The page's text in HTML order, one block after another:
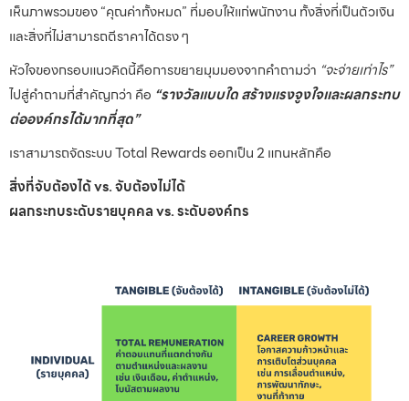
เห็นภาพรวมของ “คุณค่าทั้งหมด” ที่มอบให้แก่พนักงาน ทั้งสิ่งที่เป็นตัวเงิน
และสิ่งที่ไม่สามารถตีราคาได้ตรง ๆ
หัวใจของกรอบแนวคิดนี้คือการขยายมุมมองจากคำถามว่า “จะจ่ายเท่าไร”
ไปสู่คำถามที่สำคัญกว่า คือ “รางวัลแบบใด สร้างแรงจูงใจและผลกระทบ
ต่อองค์กรได้มากที่สุด”
เราสามารถจัดระบบ Total Rewards ออกเป็น 2 แกนหลักคือ
สิ่งที่จับต้องได้ vs. จับต้องไม่ได้
ผลกระทบระดับรายบุคคล vs. ระดับองค์กร